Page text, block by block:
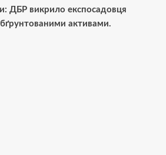
ДБР викрило експосадовця
активами.